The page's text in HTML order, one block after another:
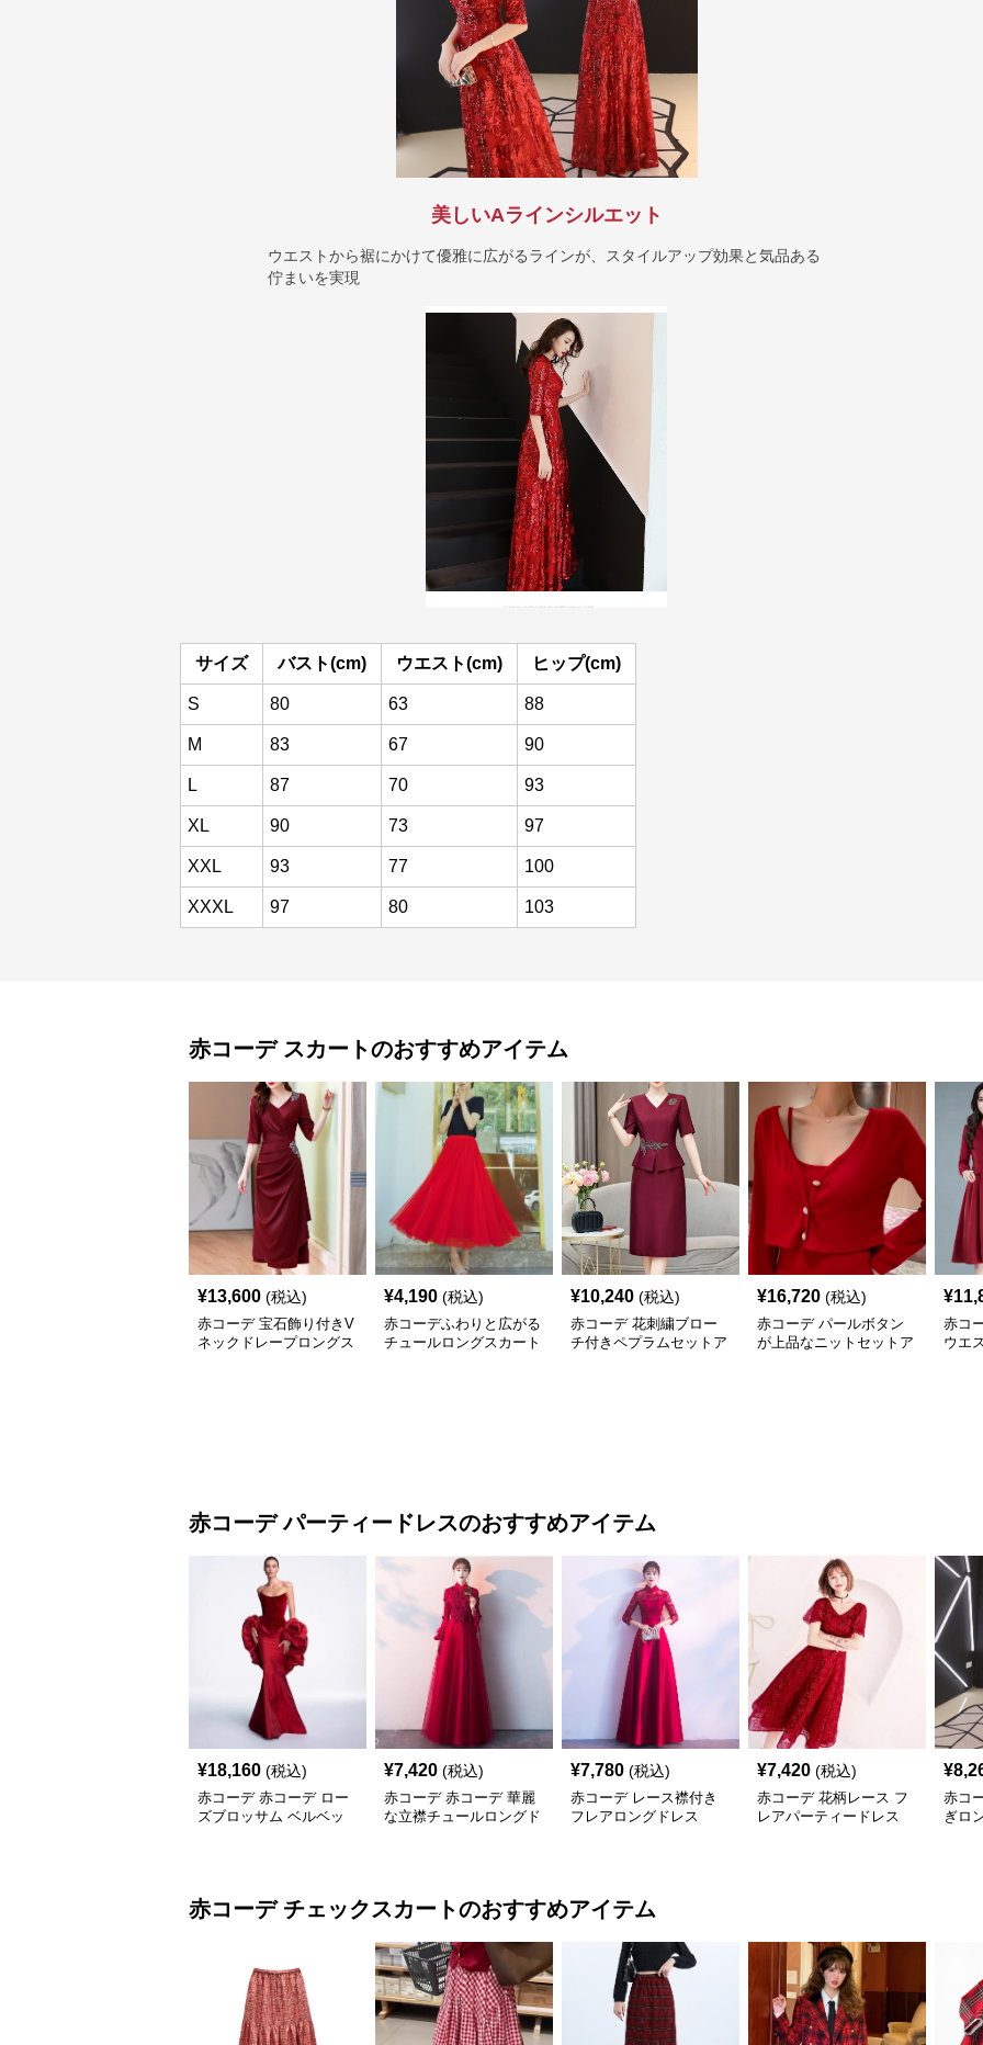
美しいAラインシルエット
ウエストから裾にかけて優雅に広がるラインが、スタイルアップ効果と気品ある
佇まいを実現
サイズ バスト(cm) ウエスト(cm) ヒップ(cm)
S 80 63 88
M 83 67 90
L 87 70 93
XL 90 73 97
XXL 93 77 100
XXXL 97 80 103
赤コーデ スカートのおすすめアイテム
¥13,600 (税込)
赤コーデ 宝石飾り付きV
ネックドレープロングス
¥4,190 (税込)
赤コーデふわりと広がる
チュールロングスカート
¥10,240 (税込)
赤コーデ 花刺繍ブロー
チ付きペプラムセットア
¥16,720 (税込)
赤コーデ パールボタン
が上品なニットセットア
¥
赤コ
ウエ
赤コーデ パーティードレスのおすすめアイテム
¥18,160 (税込)
赤コーデ 赤コーデ ロー
ズブロッサム ベルベッ
¥7,420 (税込)
赤コーデ 赤コーデ 華麗
な立襟チュールロングド
¥7,780 (税込)
赤コーデ レース襟付き
フレアロングドレス
¥7,420 (税込)
赤コーデ 花柄レース フ
レアパーティードレス
¥
赤コ
ぎロ
赤コーデ チェックスカートのおすすめアイテム